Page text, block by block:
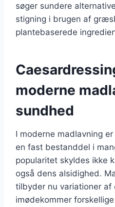
søger sundere
stigning i brugen af
plantebaserede
moderne
sundhed
I moderne madlavning
en fast bestanddel i
popularitet skyldes ikke
også dens alsidighed.
tilbyder nu variationer af
imødekommer